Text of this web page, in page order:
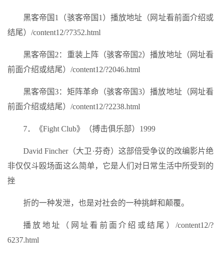
黑客帝国1（骇客帝国1）播放地址（网址看前面介绍或
结尾）/content12/?7352.html
黑客帝国2：重装上阵（骇客帝国2）播放地址（网址看
前面介绍或结尾）/content12/?2046.html
黑客帝国3：矩阵革命（骇客帝国3）播放地址（网址看
前面介绍或结尾）/content12/?2238.html
7．《Fight Club》（搏击俱乐部）1999
David Fincher（大卫·芬奇）这部倍受争议的改编影片绝
非仅仅斗殴场面这么简单，它是人们对日常生活中所受到的
挫
折的一种发泄，也是对社会的一种挑衅和颠覆。
播放地址（网址看前面介绍或结尾）/content12/?
6237.html